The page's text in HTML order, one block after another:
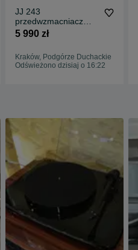
JJ 243
przedwzmacniacz
lampowy
5 990 zł
Kraków, Podgórze Duchackie
Odświeżono dzisiaj o 16:22